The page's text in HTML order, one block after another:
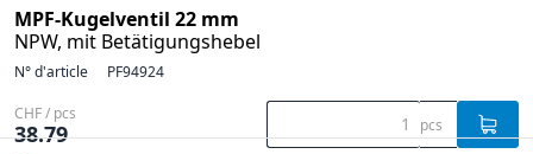
MPF-Kugelventil 22 mm
NPW, mit Betätigungshebel
N° d'article PF94924
CHF / pcs
38.79 pcs